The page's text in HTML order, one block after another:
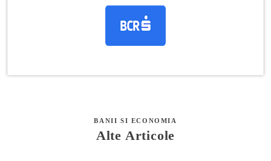
BANII SI ECONOMIA
Alte Articole